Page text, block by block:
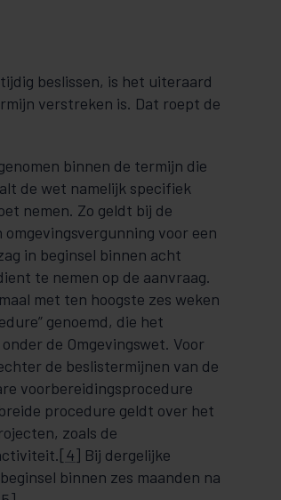
beslissen, is het uiteraard
verstreken is. Dat roept de
binnen de termijn die
de wet namelijk specifiek
nemen. Zo geldt bij de
voor een
in beginsel binnen acht
te nemen op de aanvraag.
met ten hoogste zes weken
genoemd, die het
de Omgevingswet. Voor
de beslistermijnen van de
voorbereidingsprocedure
procedure geldt over het
zoals de
[4] Bij dergelijke
binnen zes maanden na